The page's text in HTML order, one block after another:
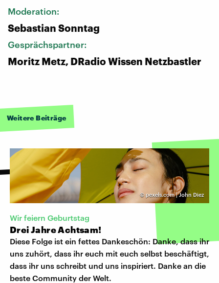
Moderation:
Sebastian Sonntag
Gesprächspartner:
Moritz Metz, DRadio Wissen Netzbastler
Weitere Beiträge
© pexels.com | John Diez
Wir feiern Geburtstag
Drei Jahre Achtsam!
Diese Folge ist ein fettes Dankeschön: Danke, dass ihr
uns zuhört, dass ihr euch mit euch selbst beschäftigt,
dass ihr uns schreibt und uns inspiriert. Danke an die
beste Community der Welt.